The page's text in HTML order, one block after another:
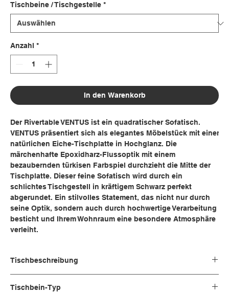
Tischbeine / Tischgestelle *
Anzahl *
In den Warenkorb
Der Rivertable VENTUS ist ein quadratischer Sofatisch.
VENTUS präsentiert sich als elegantes Möbelstück mit einer
natürlichen Eiche-Tischplatte in Hochglanz. Die
märchenhafte Epoxidharz-Flussoptik mit einem
bezaubernden türkisen Farbspiel durchzieht die Mitte der
Tischplatte. Dieser feine Sofatisch wird durch ein
schlichtes Tischgestell in kräftigem Schwarz perfekt
abgerundet. Ein stilvolles Statement, das nicht nur durch
seine Optik, sondern auch durch hochwertige Verarbeitung
besticht und Ihrem Wohnraum eine besondere Atmosphäre
verleiht.
Tischbeschreibung
Tischfunktion:
Tischbein-Typ